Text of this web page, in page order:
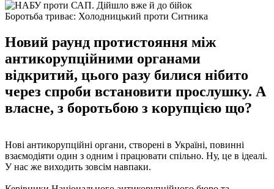
Боротьба триває: Холодницький проти Ситника
Новий раунд протистояння між
антикорупційними органами
відкритий, цього разу билися нібито
через спроби встановити прослушку. А
власне, з боротьбою з корупцією що?
Нові антикорупційні органи, створені в Україні, повинні
взаємодіяти один з одним і працювати спільно. Ну, це в ідеалі.
У нас же виходить зовсім навпаки.